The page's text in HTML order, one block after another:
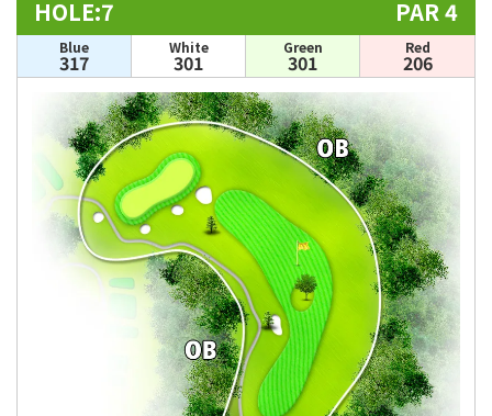
HOLE:7 PAR 4
Blue
317
White
301
Green
301
Red
206